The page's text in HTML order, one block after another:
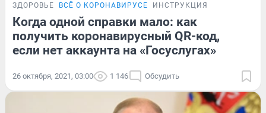
ЗДОРОВЬЕ ВСЁ О КОРОНАВИРУСЕ ИНСТРУКЦИЯ
Когда одной справки мало: как
получить коронавирусный QR-код,
если нет аккаунта на «Госуслугах»
26 октября, 2021, 03:00 1 146 Обсудить